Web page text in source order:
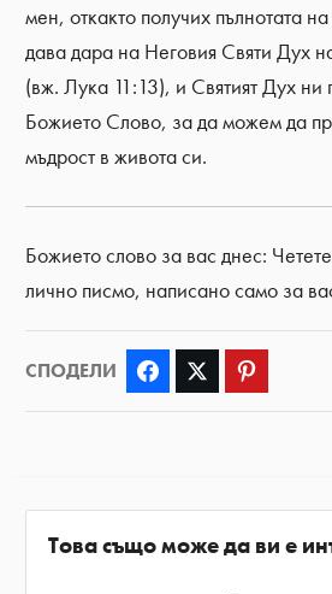
мен, откакто получих пълнотата
дава дара на Неговия Святи Дух
(вж. Лука 11:13), и Святият Дух
Божието Слово, за да можем да
мъдрост в живота си.
Божието слово за вас днес:
лично писмо, написано само за
СПОДЕЛИ Facebook Twitter
Това също може да ви е